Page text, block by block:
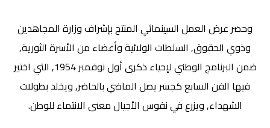
وحضر عرض العمل السينمائي المنتج بإشراف وزارة المجاهدين
وذوي الحقوق, السلطات الولائية وأعضاء من الأسرة الثورية,
ضمن البرنامج الوطني لإحياء ذكرى أول نوفمبر 1954, التي اختير
فيها الفن السابع كجسر يصل الماضي بالحاضر, ويخلد بطولات
الشهداء, ويزرع في نفوس الأجيال معنى الانتماء للوطن.